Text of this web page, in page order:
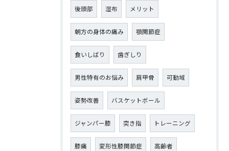
後頭部 湿布 メリット
朝方の身体の痛み 顎関節症
食いしばり 歯ぎしり
男性特有のお悩み 肩甲骨 可動域
姿勢改善 バスケットボール
ジャンパー膝 突き指 トレーニング
膝痛 変形性膝関節症 高齢者